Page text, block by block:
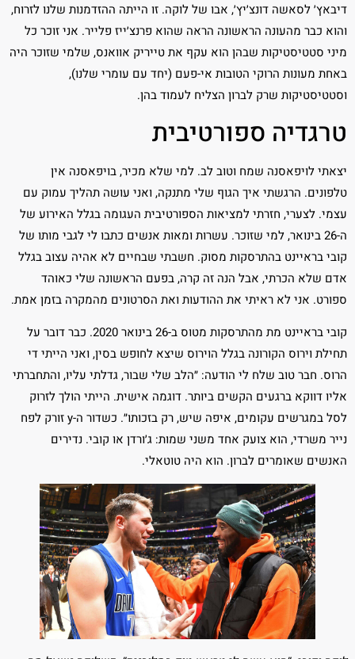
דיבאץ׳ לסאשה דונצ׳יץ׳, אבו של לוקה. זו הייתה ההזדמנות שלנו לזרוח,
והוא כבר מהעונה הראשונה הראה שהוא פרנצ׳ייז פלייר. אני זוכר כל
מיני סטטיסטיקות שבהן הוא עקף את טייריק אוואנס, שלמי שזוכר היה
באחת מעונות הרוקי הטובות אי-פעם (יחד עם עומרי שלנו),
וסטטיסטיקות שרק לברון הצליח לעמוד בהן.
טרגדיה ספורטיבית
יצאתי לויפאסנה שמח וטוב לב. למי שלא מכיר, בויפאסנה אין
טלפונים. הרגשתי איך הגוף שלי מתנקה, ואני עושה תהליך עמוק עם
עצמי. לצערי, חזרתי למציאות הספורטיבית העגומה בגלל האירוע של
ה-26 בינואר, למי שזוכר. עשרות ומאות אנשים כתבו לי לגבי מותו של
קובי בראיינט בהתרסקות מסוק. חשבתי שבחיים לא אהיה עצוב בגלל
אדם שלא הכרתי, אבל הנה זה קרה, בפעם הראשונה שלי כאוהד
ספורט. אני לא ראיתי את ההודעות ואת הסרטונים מהמקרה בזמן אמת.
קובי בראיינט מת מהתרסקות מטוס ב-26 בינואר 2020. כבר דובר על
תחילת וירוס הקורונה בגלל הוירוס שיצא לחופש בסין, ואני הייתי די
הרוס. חבר טוב שלח לי הודעה: ״הלב שלי שבור, גדלתי עליו, והתחברתי
אליו דווקא ברגעים הקשים ביותר. דוגמה אישית. הייתי הולך לזרוק
לסל במגרשים עקומים, איפה שיש, רק בזכותו״. כשדור ה-y זורק לפח
נייר משרדי, הוא צועק אחד משני שמות: ג׳ורדן או קובי. נדירים
האנשים שאומרים לברון. הוא היה טוטאלי.